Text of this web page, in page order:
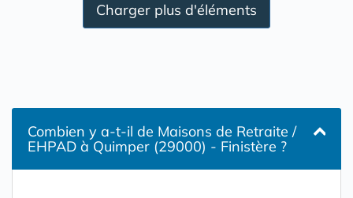
Charger plus d'éléments
Combien y a-t-il de Maisons de Retraite /
EHPAD à Quimper (29000) - Finistère ?